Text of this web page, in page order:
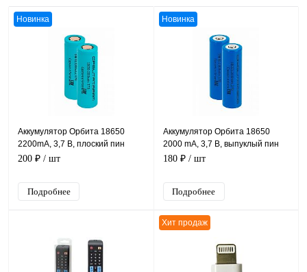
Новинка
Аккумулятор Орбита 18650
2200mA, 3,7 В, плоский пин
ЦЕНА ЗА 1 ШТУКУ
200 ₽ / шт
Подробнее
Новинка
Аккумулятор Орбита 18650
2000 mA, 3,7 В, выпуклый пин
ЦЕНА ЗА 1 ШТУКУ
180 ₽ / шт
Подробнее
Хит продаж